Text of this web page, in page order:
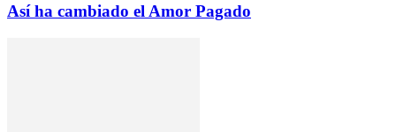
Así ha cambiado el Amor Pagado